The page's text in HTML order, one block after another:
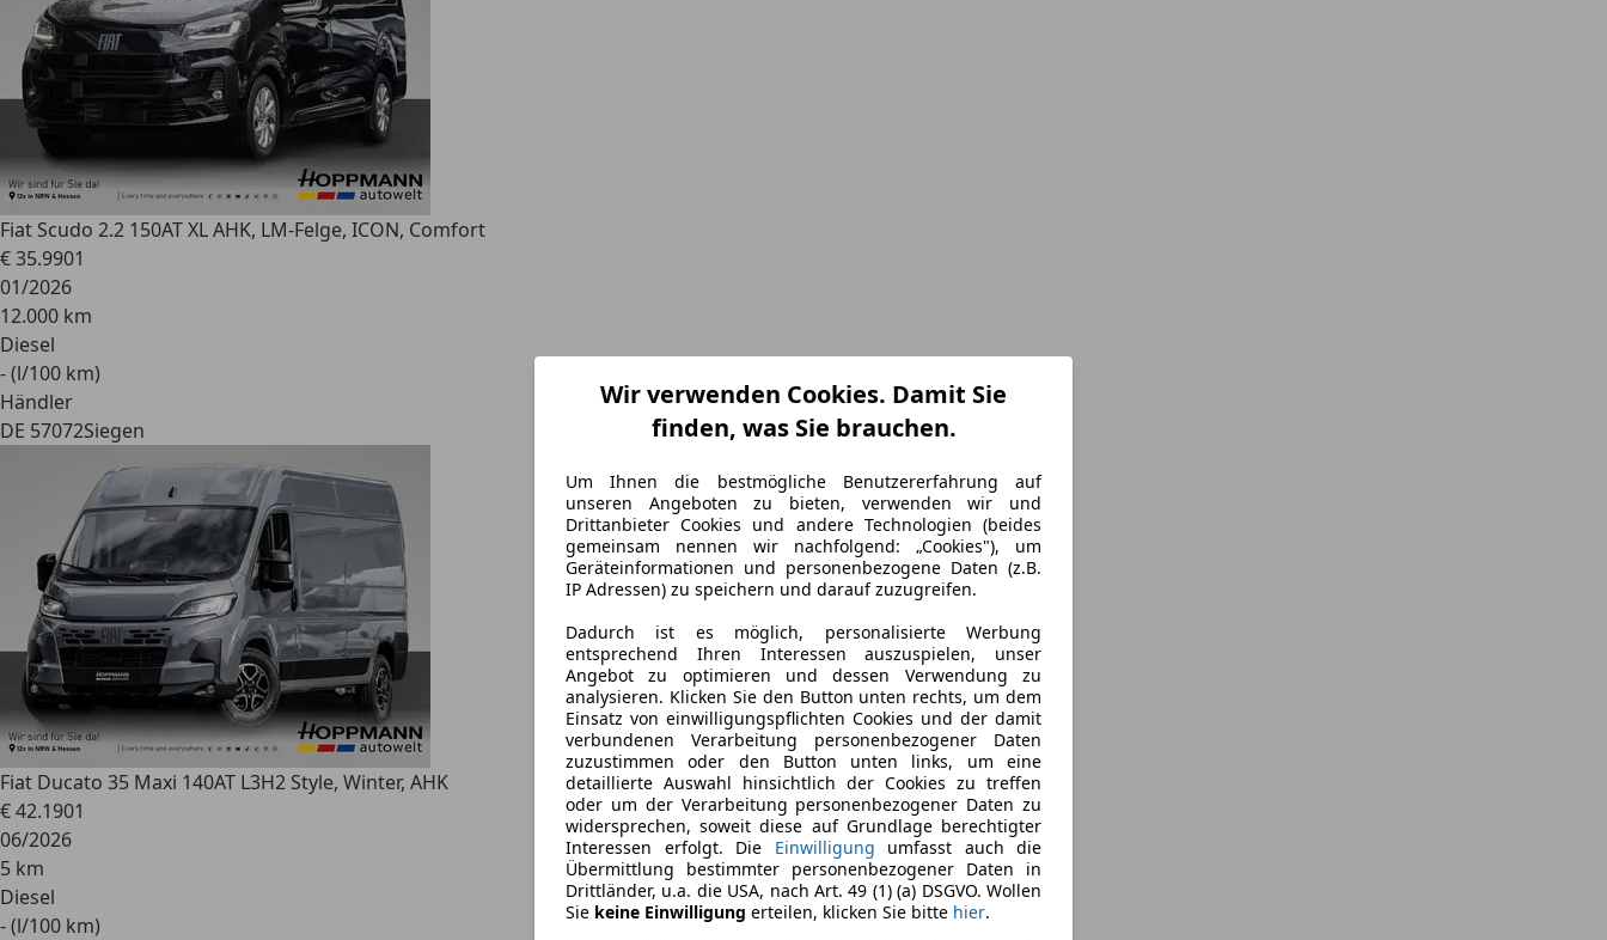
Fiat Scudo 2.2 150AT XL AHK, LM-Felge, ICON, Comfort
€ 35.9901
01/2026
12.000 km
Diesel
- (l/100 km)
Händler
DE 57072Siegen
Fiat Ducato 35 Maxi 140AT L3H2 Style, Winter, AHK
€ 42.1901
06/2026
5 km
Diesel
- (l/100 km)
Wir verwenden Cookies. Damit Sie
finden, was Sie brauchen.
Um Ihnen die bestmögliche Benutzererfahrung auf
unseren Angeboten zu bieten, verwenden wir und
Drittanbieter Cookies und andere Technologien (beides
gemeinsam nennen wir nachfolgend: „Cookies"), um
Geräteinformationen und personenbezogene Daten (z.B.
IP Adressen) zu speichern und darauf zuzugreifen.
Dadurch ist es möglich, personalisierte Werbung
entsprechend Ihren Interessen auszuspielen, unser
Angebot zu optimieren und dessen Verwendung zu
analysieren. Klicken Sie den Button unten rechts, um dem
Einsatz von einwilligungspflichten Cookies und der damit
verbundenen Verarbeitung personenbezogener Daten
zuzustimmen oder den Button unten links, um eine
detaillierte Auswahl hinsichtlich der Cookies zu treffen
oder um der Verarbeitung personenbezogener Daten zu
widersprechen, soweit diese auf Grundlage berechtigter
Interessen erfolgt. Die Einwilligung umfasst auch die
Übermittlung bestimmter personenbezogener Daten in
Drittländer, u.a. die USA, nach Art. 49 (1) (a) DSGVO. Wollen
Sie keine Einwilligung erteilen, klicken Sie bitte hier.